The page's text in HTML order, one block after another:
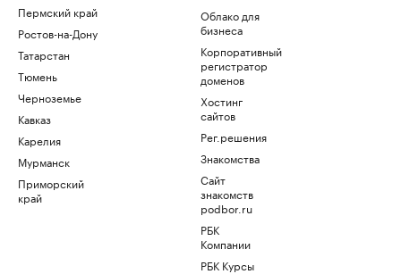
Пермский край
Ростов-на-Дону
Татарстан
Тюмень
Черноземье
Кавказ
Карелия
Мурманск
Приморский
край
Облако для
бизнеса
Корпоративный
регистратор
доменов
Хостинг
сайтов
Рег.решения
Знакомства
Сайт
знакомств
podbor.ru
РБК
Компании
РБК Курсы